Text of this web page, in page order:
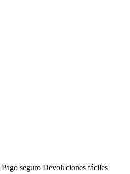
Pago seguro Devoluciones fáciles